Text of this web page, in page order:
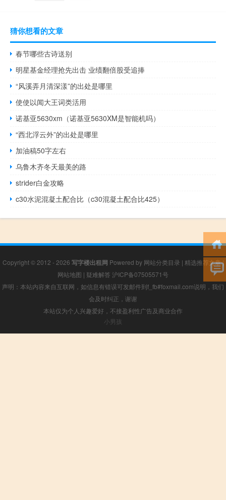
猜你想看的文章
春节哪些古诗送别
明星基金经理抢先出击 业绩翻倍股受追捧
“风溪弄月清深漾”的出处是哪里
使使以闻大王词类活用
诺基亚5630xm（诺基亚5630XM是智能机吗）
“西北浮云外”的出处是哪里
加油稿50字左右
乌鲁木齐冬天最美的路
strider白金攻略
c30水泥混凝土配合比（c30混凝土配合比425）
Copyright © 2012 - 2026 写字楼出租网 Powered by 网站分类目录 | 精选推荐文章|
网站地图 | 疑难解答 沪ICP备07505571号
声明：本站内容来自互联网，如信息有错误可发邮件到f_fb#foxmail.com说明，我们
会及时纠正，谢谢
本站仅为个人兴趣爱好，不接盈利性广告及商业合作
小男孩